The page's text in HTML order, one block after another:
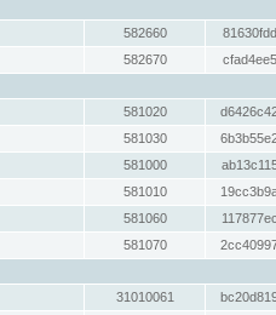
582660
582670
581020
581030
581000
581010
581060
581070
31010061